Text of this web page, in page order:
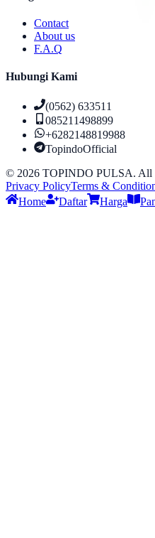
Contact
About us
F.A.Q
Hubungi Kami
(0562) 633511
085211498899
+6282148819988
TopindoOfficial
© 2026 TOPINDO PULSA. All
Privacy PolicyTerms &
Home
Daftar Harga